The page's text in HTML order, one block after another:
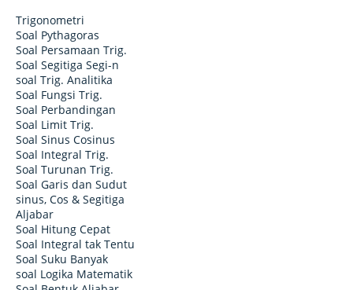
Trigonometri
Soal Pythagoras
Soal Persamaan Trig.
Soal Segitiga Segi-n
soal Trig. Analitika
Soal Fungsi Trig.
Soal Perbandingan
Soal Limit Trig.
Soal Sinus Cosinus
Soal Integral Trig.
Soal Turunan Trig.
Soal Garis dan Sudut
sinus, Cos & Segitiga
Aljabar
Soal Hitung Cepat
Soal Integral tak Tentu
Soal Suku Banyak
soal Logika Matematik